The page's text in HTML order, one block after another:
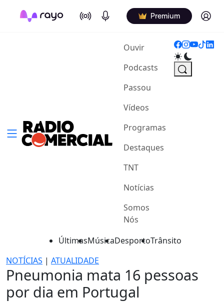
On Air Podcasts Premium Log in
Ouvir(current)
Podcasts
Passou
Vídeos
Programas
Destaques
TNT
Notícias
Somos
Nós
ÚltimasMúsicaDesportoTrânsito
NOTÍCIAS | ATUALIDADE
Pneumonia mata 16 pessoas
por dia em Portugal